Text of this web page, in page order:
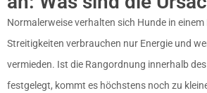
Normalerweise verhalten sich Hunde in einem
Streitigkeiten verbrauchen nur Energie und
vermieden. Ist die Rangordnung innerhalb des
festgelegt, kommt es höchstens noch zu